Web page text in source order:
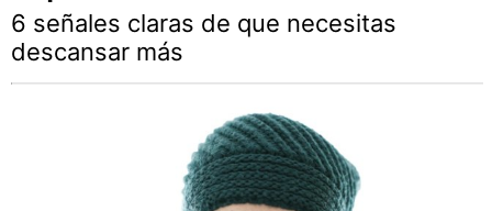
6 señales claras de que necesitas
descansar más